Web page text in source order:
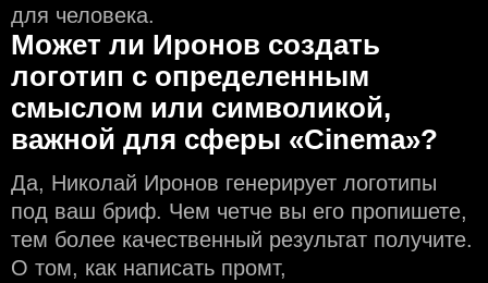
для человека.
Может ли Иронов создать
логотип с определeнным
смыслом или символикой,
важной для сферы «Cinema»?
Да, Николай Иронов генерирует логотипы
под ваш бриф. Чем чeтче вы его пропишете,
тем более качественный результат получите.
О том, как написать промт,